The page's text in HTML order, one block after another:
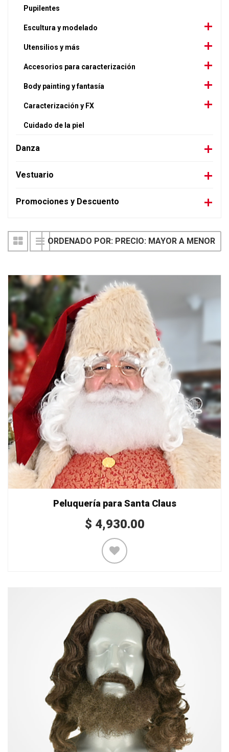
Pupilentes
Escultura y modelado
Utensilios y más
Accesorios para caracterización
Body painting y fantasía
Caracterización y FX
Cuidado de la piel
Danza
Vestuario
Promociones y Descuento
ORDENADO POR: PRECIO: MAYOR A MENOR
Peluquería para Santa Claus
$ 4,930.00